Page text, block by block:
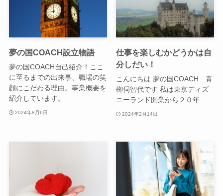
夢の国COACH設立物語
夢の国COACH自己紹介！ここ
に至るまでの出来事、職場の笑
顔にこだわる理由。事業概要を
紹介しています。
2024年8月6日
仕事を楽しむかどうかは自
分しだい！
こんにちは 夢の国COACH 青
栁伺智代です 私は東京ディズ
ニーランド開業から２０年...
2024年2月14日